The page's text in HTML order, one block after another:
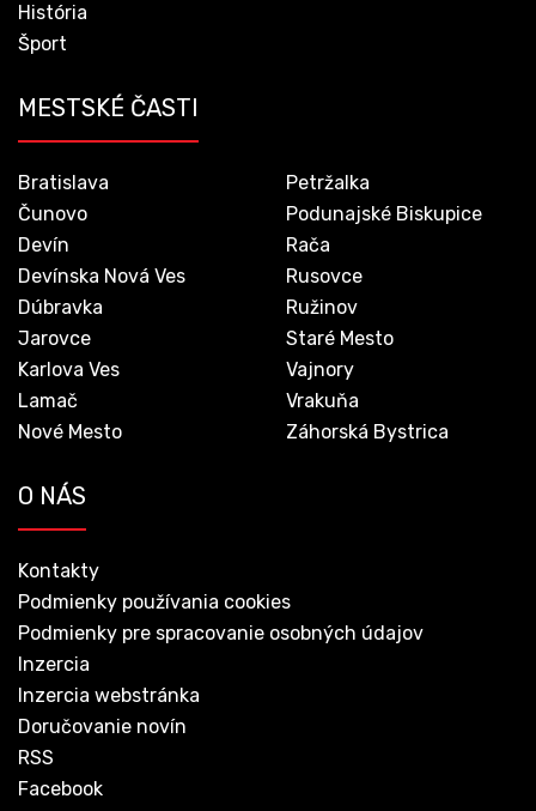
História
Šport
MESTSKÉ ČASTI
Bratislava
Čunovo
Devín
Devínska Nová Ves
Dúbravka
Jarovce
Karlova Ves
Lamač
Nové Mesto
Petržalka
Podunajské Biskupice
Rača
Rusovce
Ružinov
Staré Mesto
Vajnory
Vrakuňa
Záhorská Bystrica
O NÁS
Kontakty
Podmienky používania cookies
Podmienky pre spracovanie osobných údajov
Inzercia
Inzercia webstránka
Doručovanie novín
RSS
Facebook